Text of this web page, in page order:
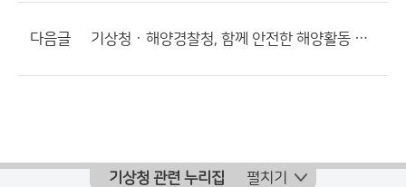
다음글 기상청 · 해양경찰청, 함께 안전한 해양활동 지원하기로
기상청 관련 누리집 펼치기